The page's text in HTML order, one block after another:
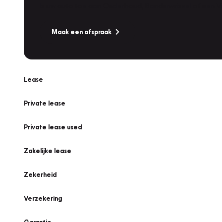
Maak een afspraak
Lease
Private lease
Private lease used
Zakelijke lease
Zekerheid
Verzekering